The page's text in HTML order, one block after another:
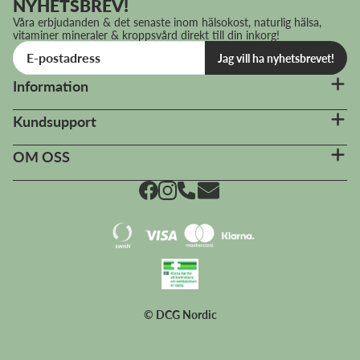
NYHETSBREV!
Våra erbjudanden & det senaste inom hälsokost, naturlig hälsa,
vitaminer mineraler & kroppsvård direkt till din inkorg!
Jag vill ha nyhetsbrevet!
Information
Kundsupport
OM OSS
© DCG Nordic